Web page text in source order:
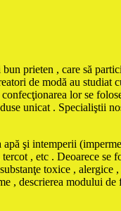
prieten , care să
de modă au studiat
lor se
unicat . Specialiştii
şi intemperii
, etc . Deoarece se
toxice , alergice
, descrierea modului de